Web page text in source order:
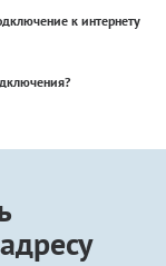
к интернету